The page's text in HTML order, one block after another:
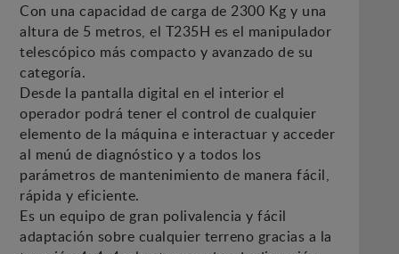
Con una capacidad de carga de 2300 Kg y una
altura de 5 metros, el T235H es el manipulador
telescópico más compacto y avanzado de su
categoría.
Desde la pantalla digital en el interior el
operador podrá tener el control de cualquier
elemento de la máquina e interactuar y acceder
al menú de diagnóstico y a todos los
parámetros de mantenimiento de manera fácil,
rápida y eficiente.
Es un equipo de gran polivalencia y fácil
adaptación sobre cualquier terreno gracias a la